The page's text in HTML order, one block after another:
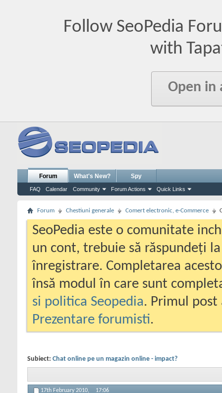
Follow SeoPedia
with
Open in
Forum
FAQ Calendar Community Forum Actions Quick Links
What's New? Spy
Forum Chestiuni generale Comert electronic, e-Commerce
SeoPedia este o comunitate
un cont, trebuie să răspundeți
înregistrare. Completarea
însă modul în care sunt
si politica Seopedia. Primul
Prezentare forumisti.
Subiect: Chat online pe un magazin online - impact?
17th February 2010, 17:06